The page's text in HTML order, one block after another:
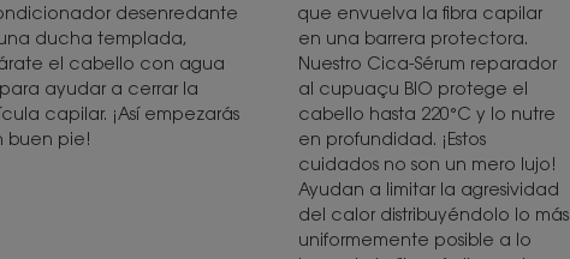
desenredante
ducha templada,
el cabello con agua
ayudar a cerrar la
capilar. ¡Así empezarás
buen pie!
que envuelva la fibra capilar
en una barrera protectora.
Nuestro Cica-Sérum reparador
al cupuaçu BIO protege el
cabello hasta 220°C y lo nutre
en profundidad. ¡Estos
cuidados no son un mero lujo!
Ayudan a limitar la agresividad
del calor distribuyéndolo lo más
uniformemente posible a lo